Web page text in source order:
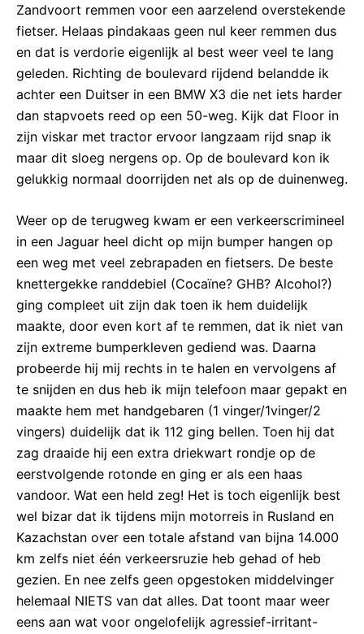
Zandvoort remmen voor een aarzelend overstekende
fietser. Helaas pindakaas geen nul keer remmen dus
en dat is verdorie eigenlijk al best weer veel te lang
geleden. Richting de boulevard rijdend belandde ik
achter een Duitser in een BMW X3 die net iets harder
dan stapvoets reed op een 50-weg. Kijk dat Floor in
zijn viskar met tractor ervoor langzaam rijd snap ik
maar dit sloeg nergens op. Op de boulevard kon ik
gelukkig normaal doorrijden net als op de duinenweg.
Weer op de terugweg kwam er een verkeerscrimineel
in een Jaguar heel dicht op mijn bumper hangen op
een weg met veel zebrapaden en fietsers. De beste
knettergekke randdebiel (Cocaïne? GHB? Alcohol?)
ging compleet uit zijn dak toen ik hem duidelijk
maakte, door even kort af te remmen, dat ik niet van
zijn extreme bumperkleven gediend was. Daarna
probeerde hij mij rechts in te halen en vervolgens af
te snijden en dus heb ik mijn telefoon maar gepakt en
maakte hem met handgebaren (1 vinger/1vinger/2
vingers) duidelijk dat ik 112 ging bellen. Toen hij dat
zag draaide hij een extra driekwart rondje op de
eerstvolgende rotonde en ging er als een haas
vandoor. Wat een held zeg! Het is toch eigenlijk best
wel bizar dat ik tijdens mijn motorreis in Rusland en
Kazachstan over een totale afstand van bijna 14.000
km zelfs niet één verkeersruzie heb gehad of heb
gezien. En nee zelfs geen opgestoken middelvinger
helemaal NIETS van dat alles. Dat toont maar weer
eens aan wat voor ongelofelijk agressief-irritant-